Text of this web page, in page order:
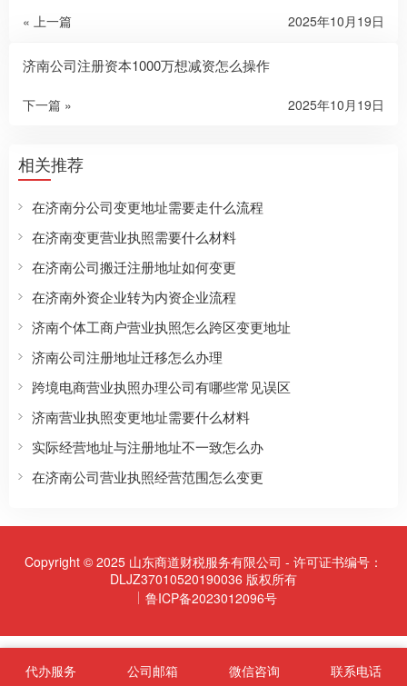
« 上一篇 2025年10月19日
济南公司注册资本1000万想减资怎么操作
下一篇 » 2025年10月19日
相关推荐
在济南分公司变更地址需要走什么流程
在济南变更营业执照需要什么材料
在济南公司搬迁注册地址如何变更
在济南外资企业转为内资企业流程
济南个体工商户营业执照怎么跨区变更地址
济南公司注册地址迁移怎么办理
跨境电商营业执照办理公司有哪些常见误区
济南营业执照变更地址需要什么材料
实际经营地址与注册地址不一致怎么办
在济南公司营业执照经营范围怎么变更
Copyright © 2025 山东商道财税服务有限公司 - 许可证书编号：
DLJZ37010520190036 版权所有
鲁ICP备2023012096号
代办服务 公司邮箱 微信咨询 联系电话